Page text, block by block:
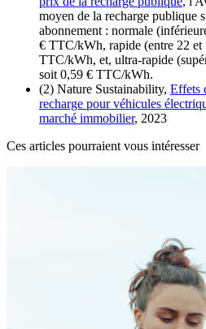
moyen de la recharge publique
abonnement : normale
€ TTC/kWh, rapide (entre 22
TTC/kWh, et, ultra-rapide
soit 0,59 € TTC/kWh.
(2) Nature Sustainability, Effets
recharge pour véhicules
marché immobilier​, 2023
Ces articles pourraient vous intéresser